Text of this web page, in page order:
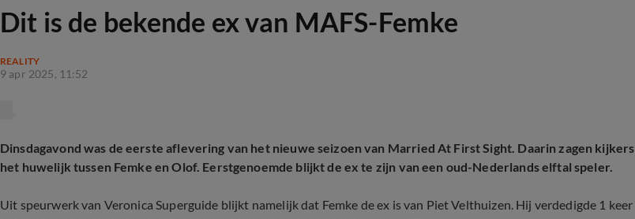
Dit is de bekende ex van MAFS-Femke
REALITY
9 apr 2025, 11:52
Dinsdagavond was de eerste aflevering van het nieuwe seizoen van Married At First Sight. Daarin zagen kijkers
het huwelijk tussen Femke en Olof. Eerstgenoemde blijkt de ex te zijn van een oud-Nederlands elftal speler.
Uit speurwerk van Veronica Superguide blijkt namelijk dat Femke de ex is van Piet Velthuizen. Hij verdedigde 1 keer